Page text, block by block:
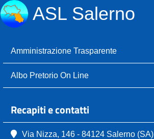
ASL Salerno
Amministrazione Trasparente
Albo Pretorio On Line
Recapiti e contatti
Via Nizza, 146 - 84124 Salerno (SA)